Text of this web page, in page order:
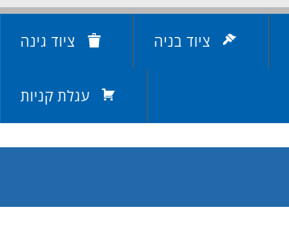
ציוד בניה ציוד גינה
עגלת קניות